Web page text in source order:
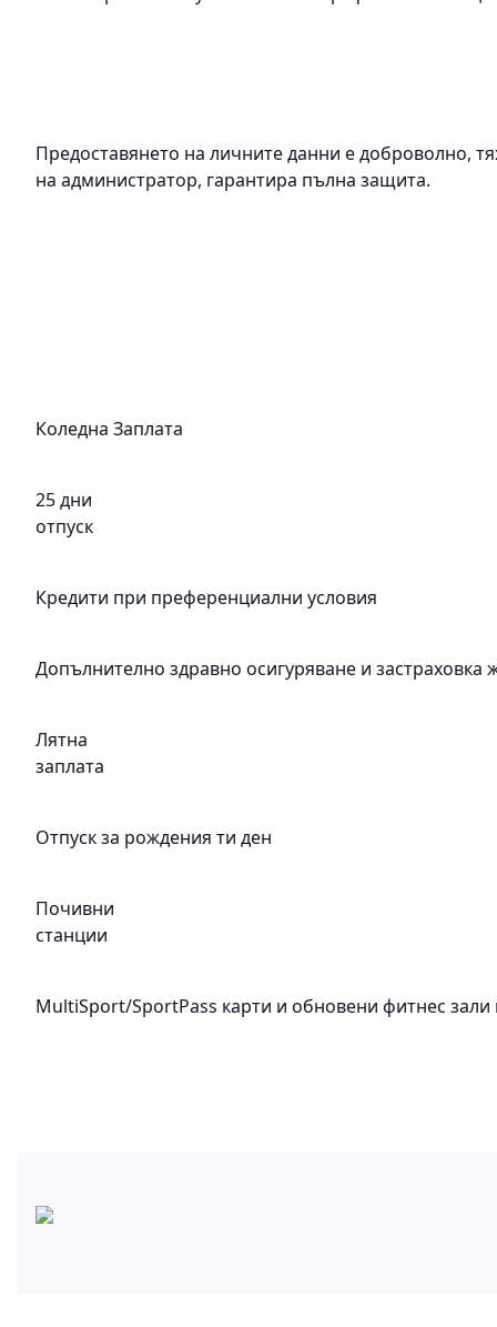
Предоставянето на личните данни е доброволно,
на администратор, гарантира пълна защита.
Коледна Заплата
25 дни
отпуск
Кредити при преференциални условия
Допълнително здравно осигуряване и застраховка
Лятна
заплата
Отпуск за рождения ти ден
Почивни
станции
MultiSport/SportPass карти и обновени фитнес зали